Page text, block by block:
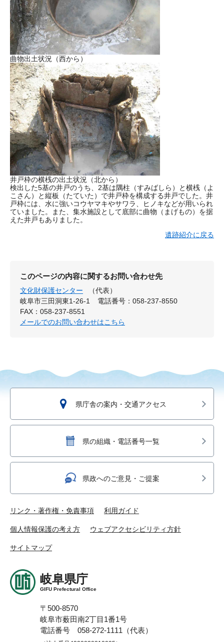
曲物出土状況（西から）
井戸枠の横桟の出土状況（北から）
検出した5基の井戸のうち、2基は隅柱（すみばしら）と横桟（よ
こさん）と縦板（たていた）で井戸枠を構成する井戸でした。井
戸枠には、水に強いコウヤマキやサワラ、ヒノキなどが用いられ
ていました。また、集水施設として底部に曲物（まげもの）を据
えた井戸もありました。
遺跡紹介に戻る
このページの内容に関するお問い合わせ先
文化財保護センター
（代表）
岐阜市三田洞東1-26-1
電話番号：058-237-8550
FAX：058-237-8551
メールでのお問い合わせはこちら
県庁舎の案内・交通アクセス
県の組織・電話番号一覧
県政へのご意見・ご提案
リンク・著作権・免責事項 利用ガイド
個人情報保護の考え方 ウェブアクセシビリティ方針
サイトマップ
岐阜県庁
GIFU Prefectural Office
〒500-8570
岐阜市薮田南2丁目1番1号
電話番号 058-272-1111（代表）